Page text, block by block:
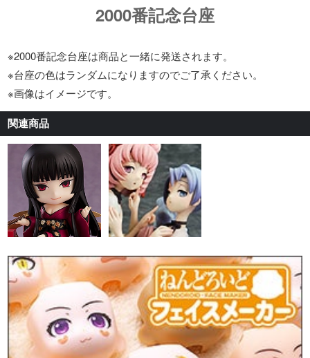
2000番記念台座
※2000番記念台座は商品と一緒に発送されます。
※台座の色はランダムになりますのでご了承ください。
※画像はイメージです。
関連商品